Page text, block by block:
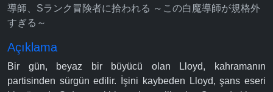
導師、Sランク冒険者に拾われる ～この白魔導師が規格外
すぎる～
Açıklama
Bir gün, beyaz bir büyücü olan Lloyd, kahramanın
partisinden sürgün edilir. İşini kaybeden Lloyd, şans eseri